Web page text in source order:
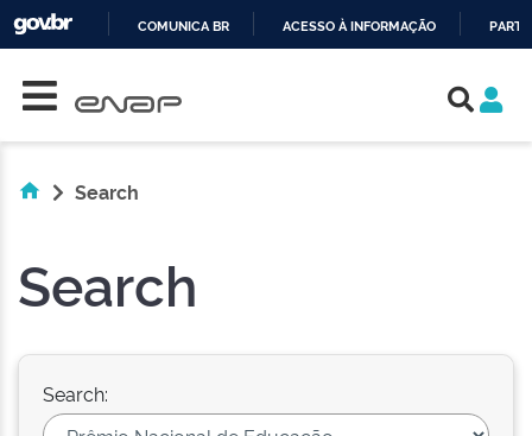
COMUNICA BR ACESSO À INFORMAÇÃO
Search
Search
Search: